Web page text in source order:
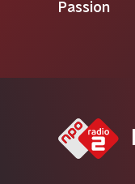
Passion